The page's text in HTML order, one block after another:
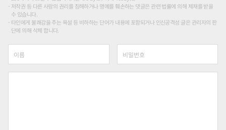
저작권 등 다른 사람의 권리를 침해하거나 명예를 훼손하는 댓글은 관련 법률에 의해 제재를 받을
수 있습니다.
타인에게 불쾌감을 주는 욕설 등 비하하는 단어가 내용에 포함되거나 인신공격성 글은 관리자의 판
단에 의해 삭제 합니다.